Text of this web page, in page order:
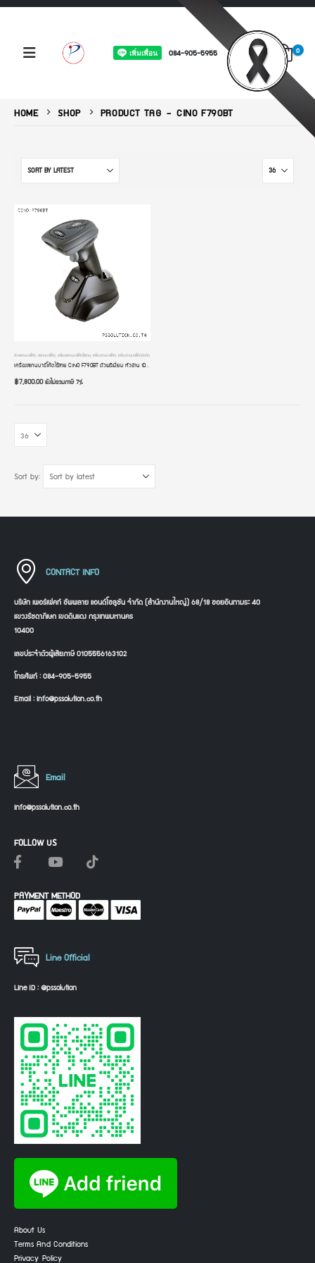
084-905-5955 0
HOME SHOP PRODUCT TAG -CINO F790BT
ตัวสแกนบาร์โค้ด สแกนบาร์โค้ด เครื่องสแกนบาร์โค้ดไร้สาย เครื่องอ่านบาร์โค้ด เครื่องอ่านบาร์โค้ดมือถือ
เครื่องสแกนบาร์โค้ดไร้สาย CINO F790BT ตัวพรีเมี่ยม หัวอ่าน 1D CCD USB มีฐานวาง มี Bluetooth รองรับทั้ง Computer และมือถือ iOS และ Android อ่านบาร์โค้ดเร็วที่สุด ทนทาน แข็งแรง เกรดโรงงานอุตสาหกรรม ประกัน 2 ปี
฿7,800.00ยังไม่รวมภาษี 7%
Sort by:
CONTACT INFO
บริษัท เพอร์เฟคท์ ซัพพลาย แอนด์โซลูชัน จำกัด (สำนักงานใหญ่) 68/18 ซอยอินทามระ 40
แขวงรัชดาภิเษก เขตดินแดง กรุงเทพมหานคร
10400
เลขประจำตัวผู้เสียภาษี 0105556163102
โทรศัพท์ : 084-905-5955
Email : info@pssolution.co.th
Line Official
Line ID : @pssolution
About Us
Terms And Conditions
Privacy Policy
Email
info@pssolution.co.th
FOLLOW US
PAYMENT METHOD